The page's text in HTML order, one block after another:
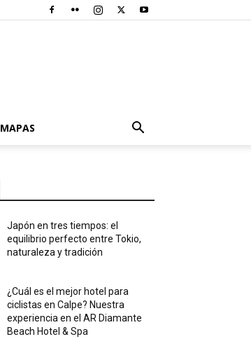
MAPAS
Japón en tres tiempos: el
equilibrio perfecto entre Tokio,
naturaleza y tradición
¿Cuál es el mejor hotel para
ciclistas en Calpe? Nuestra
experiencia en el AR Diamante
Beach Hotel & Spa